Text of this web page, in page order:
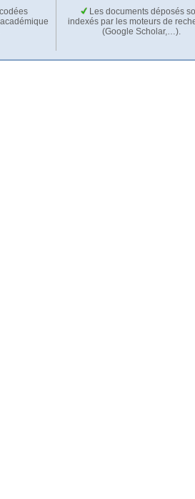
Les documents déposés
indexés par les moteurs de
(Google Scholar,…).